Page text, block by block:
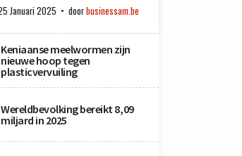
Januari 2025 doorbusinessam.be
Keniaanse meelwormen zijn
nieuwe hoop tegen
plasticvervuiling
Wereldbevolking bereikt 8,09
miljard in 2025